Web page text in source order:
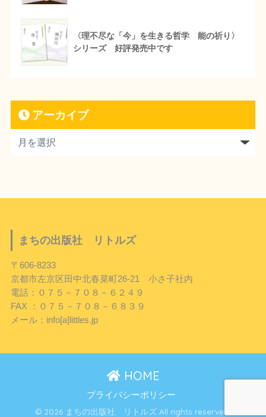
〈理不尽な「今」を生きる哲学 能の祈り〉
シリーズ 好評発売中です
アーカイブ
まちの出版社 リトルズ
〒606-8233
京都市左京区田中北春菜町26-21 小さ子社内
電話：０７５－７０８－６２４９
FAX ：０７５－７０８－６８３９
メール：info[a]littles.jp
HOME
プライバシーポリシー
© 2026 まちの出版社 リトルズ All rights reserved.